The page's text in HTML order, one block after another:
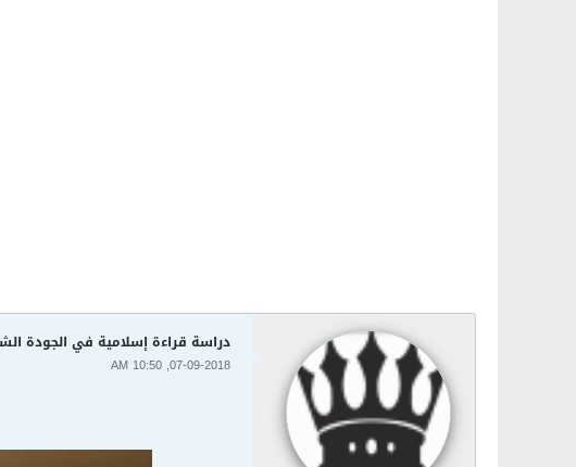
دراسة قراءة إسلامية في الجودة
07-09-2018, 10:50 AM